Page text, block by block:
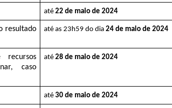
até 22 de maio de 2024
resultado
até as 23h59 do dia 24 de maio de 2024
recursos
caso
até 28 de maio de 2024
até 30 de maio de 2024